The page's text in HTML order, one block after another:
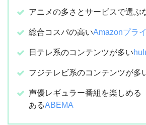
アニメの多さとサービスで選ぶ
総合コスパの高いAmazonプラ
日テレ系のコンテンツが多い
フジテレビ系のコンテンツが多
声優レギュラー番組を楽しめる
あるABEMA